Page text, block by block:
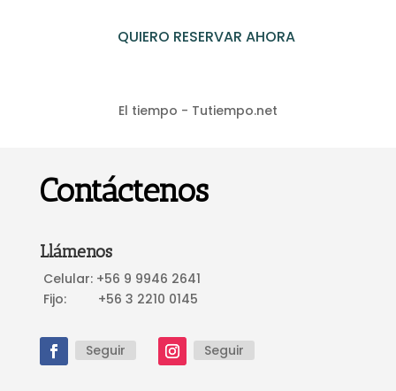
QUIERO RESERVAR AHORA
El tiempo - Tutiempo.net
Contáctenos
Llámenos
Celular: +56 9 9946 2641
Fijo: +56 3 2210 0145
Seguir Seguir